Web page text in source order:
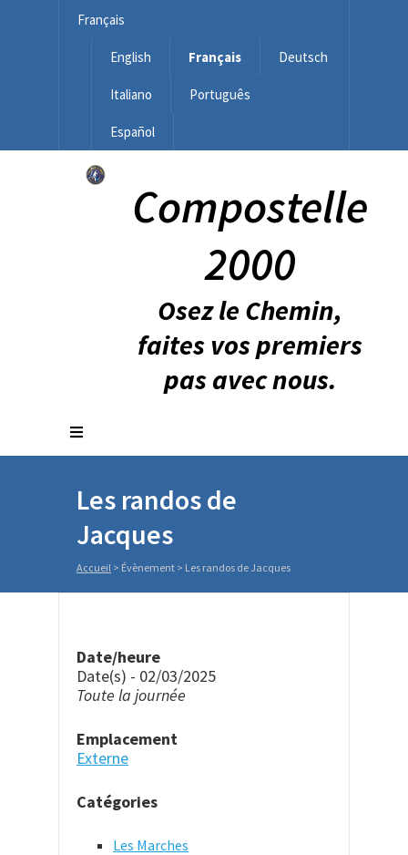
Français
English Français Deutsch
Italiano Português
Español
Compostelle
2000
Osez le Chemin,
faites vos premiers
pas avec nous.
Les randos de
Jacques
Accueil > Évènement > Les randos de Jacques
Date/heure
Date(s) - 02/03/2025
Toute la journée
Emplacement
Externe
Catégories
Les Marches